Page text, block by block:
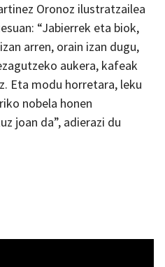
Oronoz ilustratzailea
“Jabierrek eta biok,
arren, orain izan dugu,
aukera, kafeak
Eta modu horretara, leku
nobela honen
joan da”, adierazi du